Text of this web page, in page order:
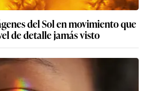
del Sol en movimiento que
de detalle jamás visto